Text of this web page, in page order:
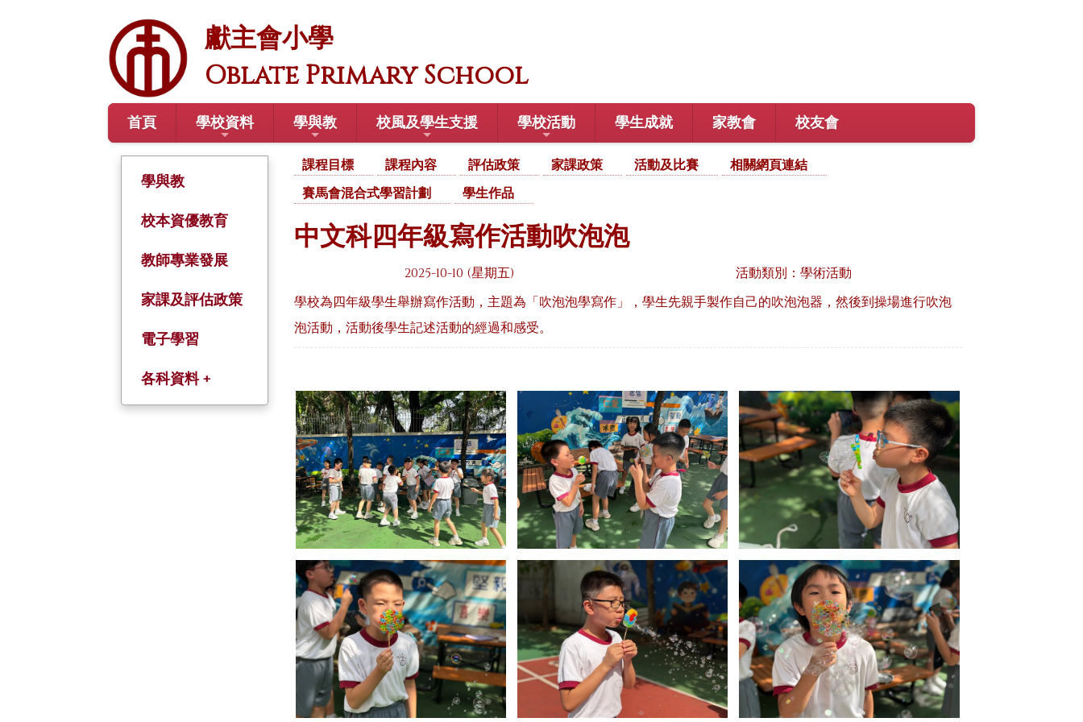
獻主會小學
Oblate Primary School
首頁 學校資料 學與教 校風及學生支援 學校活動 學生成就 家教會 校友會
學與教
校本資優教育
教師專業發展
家課及評估政策
電子學習
各科資料 +
課程目標 課程內容 評估政策 家課政策 活動及比賽
相關網頁連結
賽馬會混合式學習計劃
學生作品
中文科四年級寫作活動吹泡泡
2025-10-10 (星期五)
活動類別：學術活動
學校為四年級學生舉辦寫作活動，主題為「吹泡泡學寫作」，學生先親手製作自己的吹泡泡器，然後到操場進行吹泡
泡活動，活動後學生記述活動的經過和感受。